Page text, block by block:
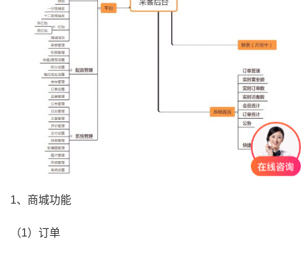
1、商城功能
（1）订单